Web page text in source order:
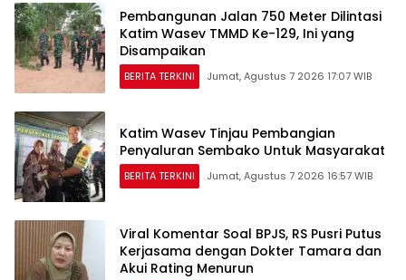
Pembangunan Jalan 750 Meter Dilintasi
Katim Wasev TMMD Ke-129, Ini yang
Disampaikan
BERITA TERKINI Jumat, Agustus 7 2026 17:07 WIB
Katim Wasev Tinjau Pembangian
Penyaluran Sembako Untuk Masyarakat
BERITA TERKINI Jumat, Agustus 7 2026 16:57 WIB
Viral Komentar Soal BPJS, RS Pusri Putus
Kerjasama dengan Dokter Tamara dan
Akui Rating Menurun